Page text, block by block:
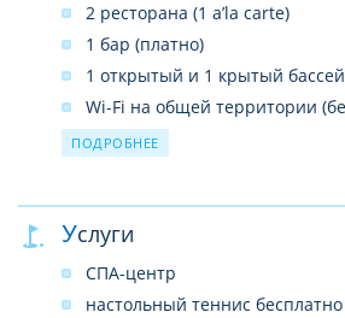
2 ресторана (1 a’la carte)
1 бар (платно)
1 открытый и 1 крытый
Wi-Fi на общей территории
прачечная
врач (по вызову)
ПОДРОБНЕЕ
Услуги
СПА-центр
настольный теннис бесплатно